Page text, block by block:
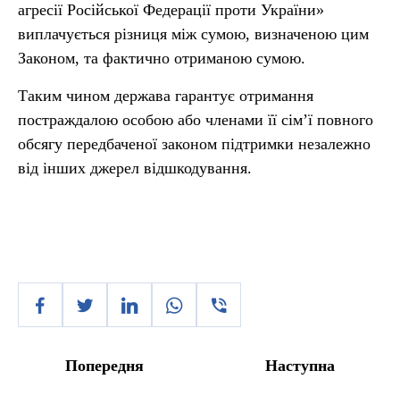
агресії Російської Федерації проти України»
виплачується різниця між сумою, визначеною цим
Законом, та фактично отриманою сумою.
Таким чином держава гарантує отримання
постраждалою особою або членами її сім’ї повного
обсягу передбаченої законом підтримки незалежно
від інших джерел відшкодування.
Попередня Наступна